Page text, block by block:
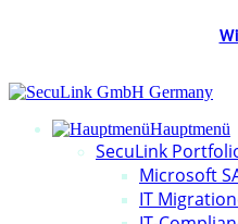
Hauptmenü
SecuLink
Microsoft
IT